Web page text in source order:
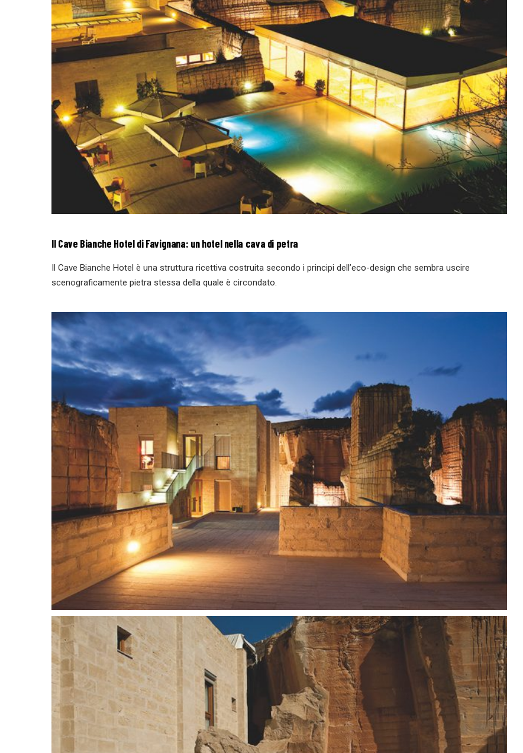
Il Cave Bianche Hotel di Favignana: un hotel nella cava di petra
Il Cave Bianche Hotel è una struttura ricettiva costruita secondo i principi dell’eco-design che sembra uscire
scenograficamente pietra stessa della quale è circondato.